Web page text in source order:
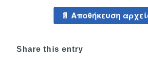
Αποθήκευση
Share this entry